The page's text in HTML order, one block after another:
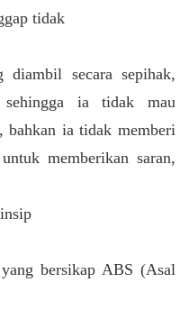
tidak
diambil secara sepihak,
ia tidak mau
bahkan ia tidak memberi
memberikan saran,
bersikap ABS (Asal